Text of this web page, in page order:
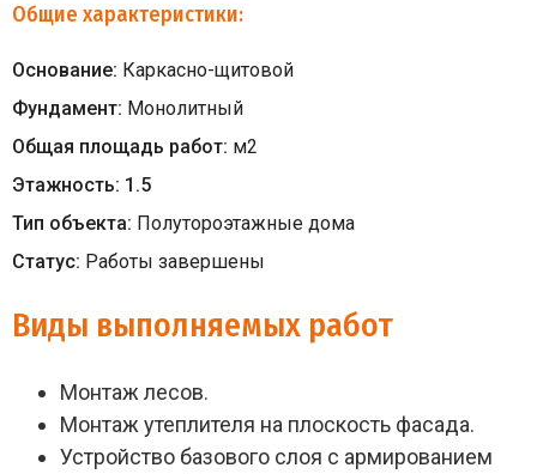
Общие характеристики:
Основание: Каркасно-щитовой
Фундамент: Монолитный
Общая площадь работ: м2
Этажность: 1.5
Тип объекта: Полутороэтажные дома
Статус: Работы завершены
Виды выполняемых работ
Монтаж лесов.
Монтаж утеплителя на плоскость фасада.
Устройство базового слоя с армированием